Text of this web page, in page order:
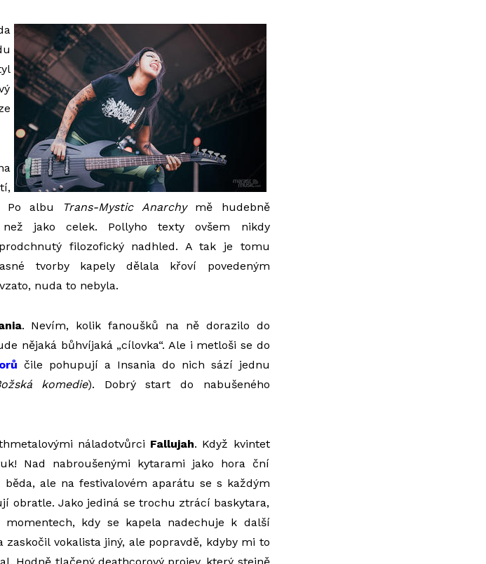
Po albu
Trans-Mystic Anarchymě hudebně
než jako celek. Pollyho texty ovšem nikdy
filozofický nadhled. A tak je tomu
tvorby kapely dělala křoví povedeným
nuda to nebyla.
. Nevím, kolik fanoušků na ně dorazilo do
nějaká bůhvíjaká „cílovka“. Ale i metloši se do
čile pohupují a Insania do nich sází jednu
komedie). Dobrý start do nabušeného
náladotvůrci Fallujah. Když kvintet
Nad nabroušenými kytarami jako hora ční
ale na festivalovém aparátu se s každým
obratle. Jako jediná se trochu ztrácí baskytara,
momentech, kdy se kapela nadechuje k další
vokalista jiný, ale popravdě, kdyby mi to